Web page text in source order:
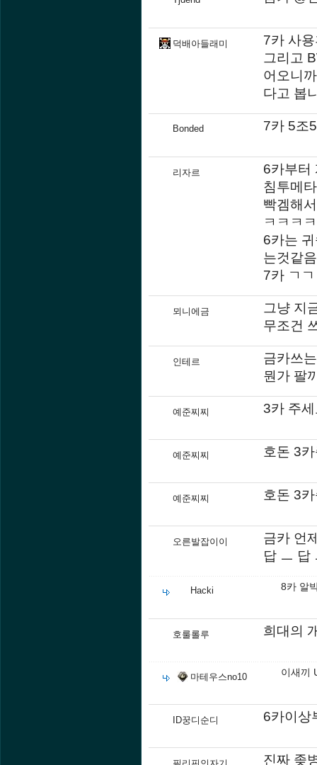
덕배아들래미
7카 사
그리고
어오니
다고 봅
Bonded 7카 5조
리자르
6카부터
침투메
빡겜해
ㅋㅋㅋ
6카는
는것같음
7카 ㄱㄱ
뫼니에금
그냥 지
무조건
인테르
금카쓰
뭔가 팔
예준찌찌 3카 주
예준찌찌 호돈 3
예준찌찌 호돈 3
오른발잡이이
금카 언
답 ㅡ 답
Hacki 8카 알
호룰롤루 희대의
마테우스no10 이새끼
ID꿍디순디 6카이상
진짜 좆